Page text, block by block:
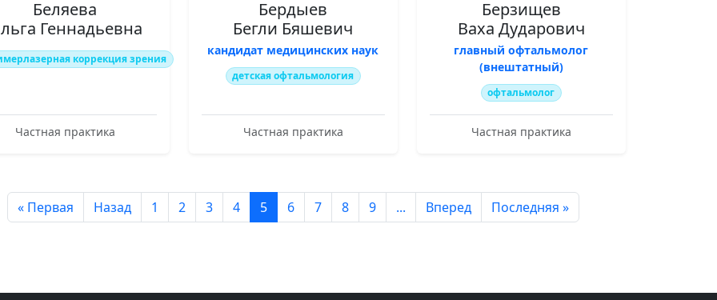
Беляева
Геннадьевна
коррекция зрения
Частная практика
Бердыев
Бегли Бяшевич
кандидат медицинских наук
детская офтальмология
Частная практика
Берзищев
Ваха Дударович
главный офтальмолог
(внештатный)
офтальмолог
Частная практика
« Первая Назад 1 2 3 4 5 6 7 8 9 ... Вперед Последняя »